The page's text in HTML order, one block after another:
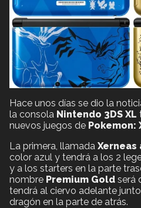
Hace unos días se dio la
la consola Nintendo 3DS XL
nuevos juegos de Pokemon:
La primera, llamada Xerneas
color azul y tendrá a los 2
y a los starters en la parte
nombre Premium Gold será
tendrá al ciervo adelante
dragón en la parte de atrás.